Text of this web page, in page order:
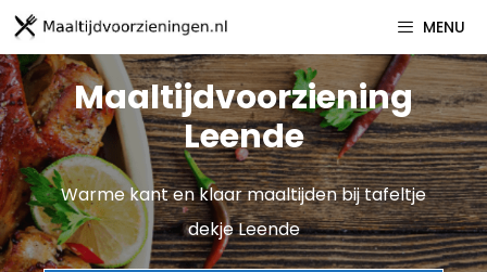
Spring
naar
inhoud
MENU
Maaltijdvoorziening
Leende
Warme kant en klaar maaltijden bij tafeltje
dekje Leende